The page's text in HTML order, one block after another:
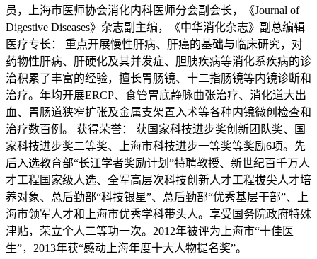
员，上海市医师协会消化内科医师分会副会长，《Journal of
Digestive Diseases》杂志副主编，《中华消化杂志》副总编辑
医疗专长： 重点开展慢性肝病、肝癌的基础与临床研究，对
药物性肝病、肝硬化及其并发症、胆胰疾病等消化系疾病的诊
治积累了丰富的经验，擅长胃肠镜、十二指肠镜等内镜诊断和
治疗。年均开展ERCP、食管胃底静脉曲张治疗、消化道大出
血、胃肠道狭窄扩张及金属支架置入术等各种内镜微创检查和
治疗数百例。 获得荣誉： 获国家科技进步奖创新团队奖、国
家科技进步奖二等奖、上海市科技进步一等奖等奖励6项。先
后入选教育部“长江学者奖励计划”特聘教授、新世纪百千万人
才工程国家级人选、全军高层次科技创新人才工程拔尖人才培
养对象、总后勤部“科技银星”、总后勤部“优秀基层干部”、上
海市领军人才和上海市优秀学科带头人。享受国务院政府特殊
津贴，荣立个人二等功一次。2012年被评为上海市“十佳医
生”，2013年获“感动上海年度十大人物提名奖”。